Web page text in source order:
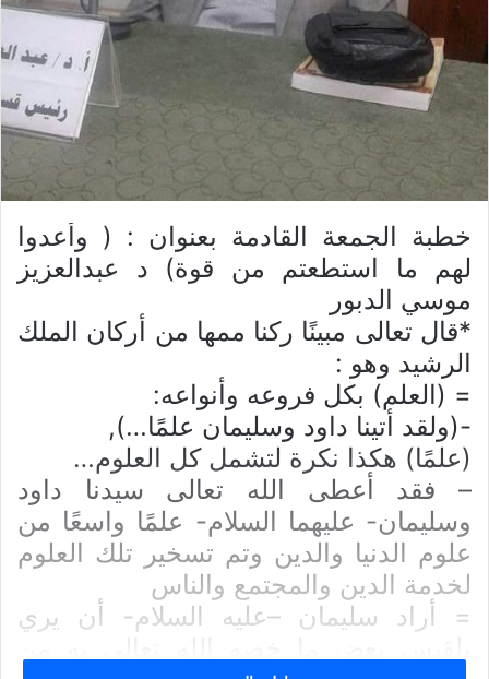
ن
ي
ا
خطبة الجمعة القادمة بعنوان : ( وأعدوا
لهم ما استطعتم من قوة) د عبدالعزيز
موسي الدبور
*قال تعالى مبينًا ركنا ممها من أركان الملك
الرشيد وهو :
= (العلم) بكل فروعه وأنواعه:
-(ولقد أتينا داود وسليمان علمًا…),
(علمًا) هكذا نكرة لتشمل كل العلوم…
– فقد أعطى الله تعالى سيدنا داود
وسليمان- عليهما السلام- علمًا واسعًا من
علوم الدنيا والدين وتم تسخير تلك العلوم
لخدمة الدين والمجتمع والناس
= أراد سليمان –عليه السلام- أن يري